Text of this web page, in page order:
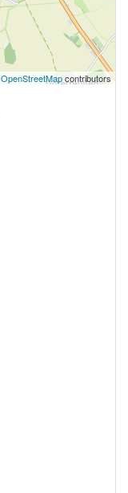
OpenStreetMapcontributors